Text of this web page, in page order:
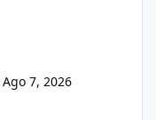
Ago 7, 2026